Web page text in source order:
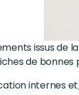
issus de
de bonnes
internes